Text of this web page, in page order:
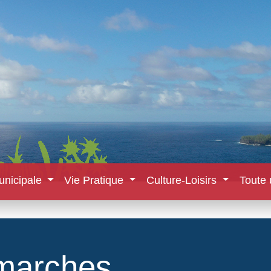
Vie Pratique Culture-Loisirs Toute